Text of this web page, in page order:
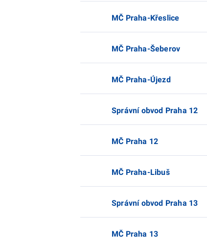
MČ Praha-Křeslice
MČ Praha-Šeberov
MČ Praha-Újezd
Správní obvod Praha 12
MČ Praha 12
MČ Praha-Libuš
Správní obvod Praha 13
MČ Praha 13